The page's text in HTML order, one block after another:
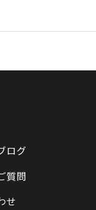
ログ
質問
せ